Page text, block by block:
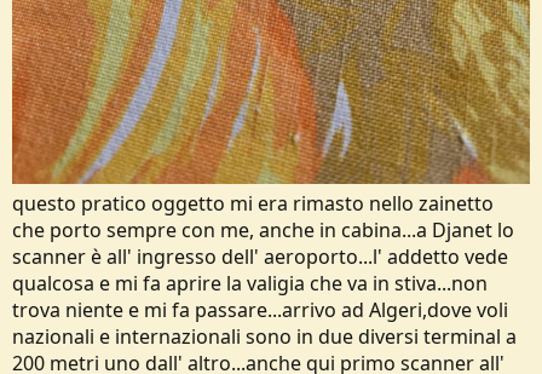
questo pratico oggetto mi era rimasto nello zainetto
che porto sempre con me, anche in cabina...a Djanet lo
scanner è all' ingresso dell' aeroporto...l' addetto vede
qualcosa e mi fa aprire la valigia che va in stiva...non
trova niente e mi fa passare...arrivo ad Algeri,dove voli
nazionali e internazionali sono in due diversi terminal a
200 metri uno dall' altro...anche qui primo scanner all'